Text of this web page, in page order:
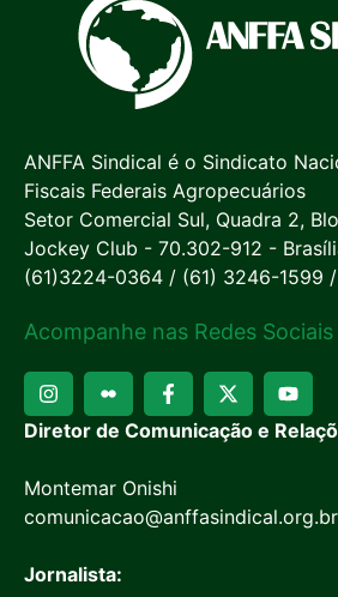
ANFFA Sindical é o Sindicato
Fiscais Federais Agropecuários
Setor Comercial Sul, Quadra 2,
Jockey Club - 70.302-912 -
(61)3224-0364 / (61) 3246-1599
Acompanhe nas Redes Sociais
Diretor de Comunicação e
Montemar Onishi
comunicacao@anffasindical.org.br
Jornalista: